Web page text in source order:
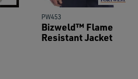
PW453
Bizweld™ Flame
Resistant Jacket